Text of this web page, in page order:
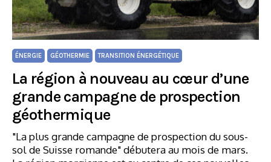
ÉNERGIE GÉOTHERMIE TRANSITION ÉNERGÉTIQUE
La région à nouveau au cœur d’une
grande campagne de prospection
géothermique
"La plus grande campagne de prospection du sous-
sol de Suisse romande" débutera au mois de mars.